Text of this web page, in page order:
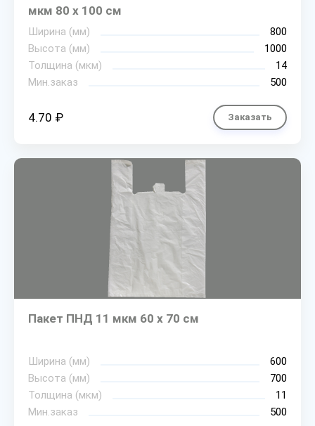
мкм 80 х 100 см
Ширина (мм)
800
Высота (мм)
1000
Толщина (мкм)
14
Мин.заказ
500
4.70 ₽ Заказать
Пакет ПНД 11 мкм 60 х 70 см
Ширина (мм)
600
Высота (мм)
700
Толщина (мкм)
11
Мин.заказ
500